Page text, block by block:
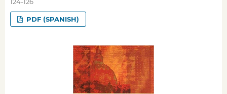
PDF (SPANISH)